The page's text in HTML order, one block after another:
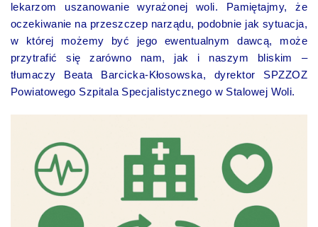
lekarzom uszanowanie wyrażonej woli. Pamiętajmy, że
oczekiwanie na przeszczep narządu, podobnie jak sytuacja,
w której możemy być jego ewentualnym dawcą, może
przytrafić się zarówno nam, jak i naszym bliskim –
tłumaczy Beata Barcicka-Kłosowska, dyrektor SPZZOZ
Powiatowego Szpitala Specjalistycznego w Stalowej Woli.